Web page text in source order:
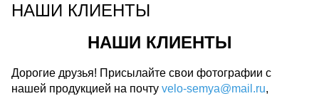
НАШИ КЛИЕНТЫ
НАШИ КЛИЕНТЫ
Дорогие друзья! Присылайте свои фотографии с
нашей продукцией на почту velo-semya@mail.ru,